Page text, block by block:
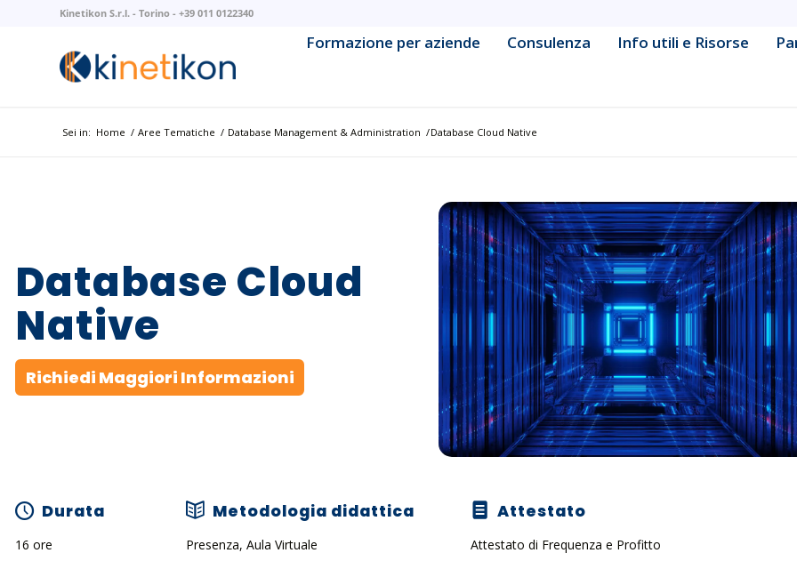
Kinetikon S.r.l. - Torino - +39 011 0122340
Formazione per aziende
AI Literacy & Strategy
Business & Collaboration Platform
Cloud Native & Container Management
Cloud Platform Administration
Digital Marketing
Frontend & Web Application
Development
Governance & Compliance
Consulenza Info utili e Risorse
Sei in: Home / Aree Tematiche / Database Management & Administration /Database Cloud Native
Database Cloud
Native
Richiedi Maggiori Informazioni
Durata
16 ore
Metodologia didattica
Presenza, Aula Virtuale
Attestato
Attestato di Frequenza e Profitto